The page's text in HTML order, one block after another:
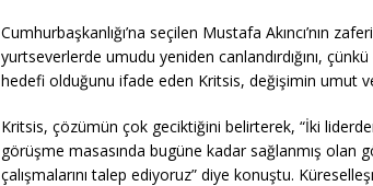
Cumhurbaşkanlığı’na seçilen Mustafa Akıncı’nın
yurtseverlerde umudu yeniden canlandırdığını,
hedefi olduğunu ifade eden Kritsis, değişimin umut
Kritsis, çözümün çok geciktiğini belirterek, “İki
görüşme masasında bugüne kadar sağlanmış olan
çalışmalarını talep ediyoruz” diye konuştu.